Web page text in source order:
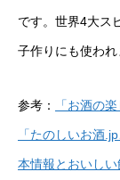
です。世界4大ス
子作りにも使われ
参考： 「お酒の
「たのしいお酒
本情報とおいしい